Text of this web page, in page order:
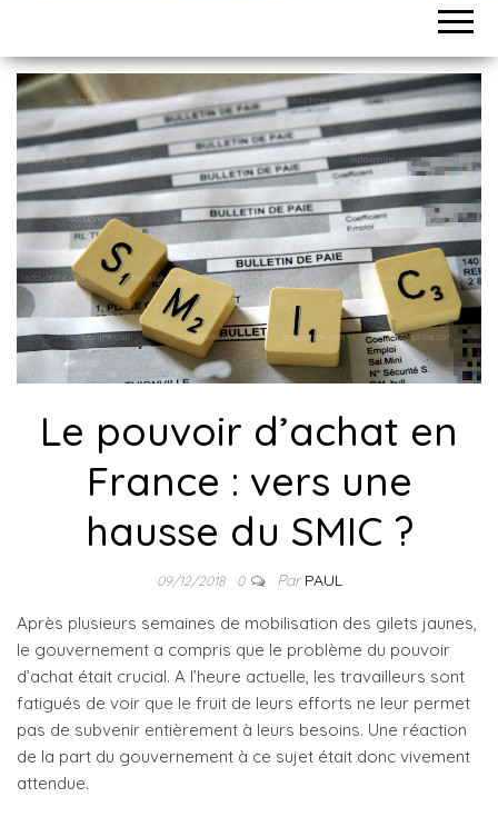
Le pouvoir d’achat en
France : vers une
hausse du SMIC ?
09/12/2018 0 ParPAUL
Après plusieurs semaines de mobilisation des gilets jaunes,
le gouvernement a compris que le problème du pouvoir
d’achat était crucial. A l’heure actuelle, les travailleurs sont
fatigués de voir que le fruit de leurs efforts ne leur permet
pas de subvenir entièrement à leurs besoins. Une réaction
de la part du gouvernement à ce sujet était donc vivement
attendue.